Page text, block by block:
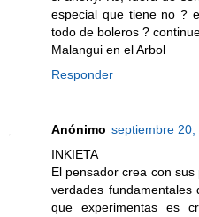
especial que tiene no ?
todo de boleros ?
Malangui en el Arbol
Responder
Anónimo septiembre 20,
INKIETA
El pensador crea con
verdades fundamentales
que experimentas es